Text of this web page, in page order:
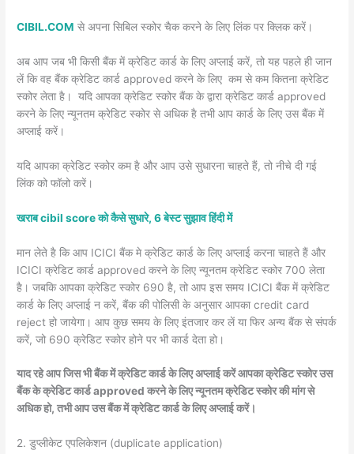
CIBIL.COM से अपना सिबिल स्कोर चैक करने के लिए लिंक पर क्लिक करें।
अब आप जब भी किसी बैंक में क्रेडिट कार्ड के लिए अप्लाई करें, तो यह पहले ही जान
लें कि वह बैंक क्रेडिट कार्ड approved करने के लिए कम से कम कितना क्रेडिट
स्कोर लेता है। यदि आपका क्रेडिट स्कोर बैंक के द्वारा क्रेडिट कार्ड approved
करने के लिए न्यूनतम क्रेडिट स्कोर से अधिक है तभी आप कार्ड के लिए उस बैंक में
अप्लाई करें।
यदि आपका क्रेडिट स्कोर कम है और आप उसे सुधारना चाहते हैं, तो नीचे दी गई
लिंक को फॉलो करें।
खराब cibil score को कैसे सुधारे, 6 बेस्ट सुझाव हिंदी में
मान लेते है कि आप ICICI बैंक मे क्रेडिट कार्ड के लिए अप्लाई करना चाहते हैं और
ICICI क्रेडिट कार्ड approved करने के लिए न्यूनतम क्रेडिट स्कोर 700 लेता
है। जबकि आपका क्रेडिट स्कोर 690 है, तो आप इस समय ICICI बैंक में क्रेडिट
कार्ड के लिए अप्लाई न करें, बैंक की पोलिसी के अनुसार आपका credit card
reject हो जायेगा। आप कुछ समय के लिए इंतजार कर लें या फिर अन्य बैंक से संपर्क
करें, जो 690 क्रेडिट स्कोर होने पर भी कार्ड देता हो।
याद रहे आप जिस भी बैंक में क्रेडिट कार्ड के लिए अप्लाई करें आपका क्रेडिट स्कोर उस
बैंक के क्रेडिट कार्ड approved करने के लिए न्यूनतम क्रेडिट स्कोर की मांग से
अधिक हो, तभी आप उस बैंक में क्रेडिट कार्ड के लिए अप्लाई करें।
2. डुप्लीकेट एपलिकेशन (duplicate application)